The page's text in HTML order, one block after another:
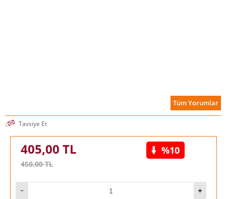
Tüm Yorumlar
Tavsiye Et
405,00 TL
450,00TL
%10